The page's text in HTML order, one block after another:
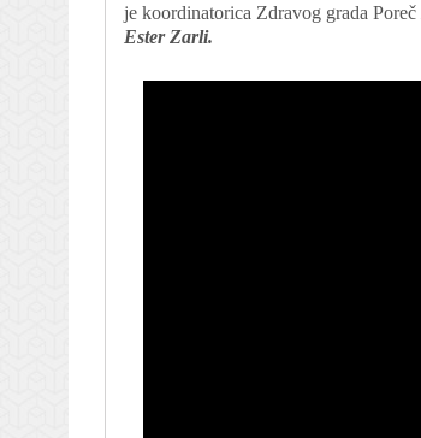
je koordinatorica Zdravog grada Poreč
Ester Zarli.